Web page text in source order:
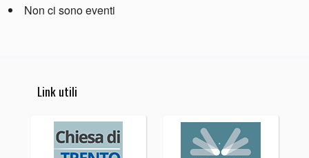
Non ci sono eventi
Link utili